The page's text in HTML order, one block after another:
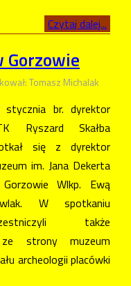
Czytaj dalej...
Tomasz Michalak
stycznia br. dyrektor
Ryszard Skałba
się z dyrektor
im. Jana Dekerta
Wlkp. Ewą
W spotkaniu
także
strony muzeum
archeologii placówki